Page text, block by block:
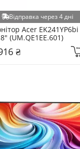
Відправка через 4 дні
Acer EK241YP6bi
(UM.QE1EE.601)
₴